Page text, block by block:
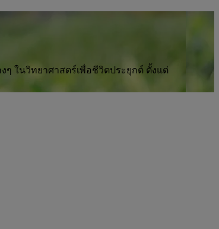
ๆ ในวิทยาศาสตร์เพื่อชีวิตประยุกต์ ตั้งแต่